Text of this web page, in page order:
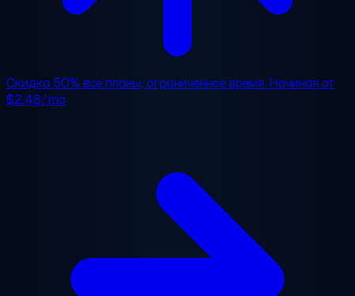
Скидка 50% все планы, ограниченное время. Начиная от
$2.48/mo